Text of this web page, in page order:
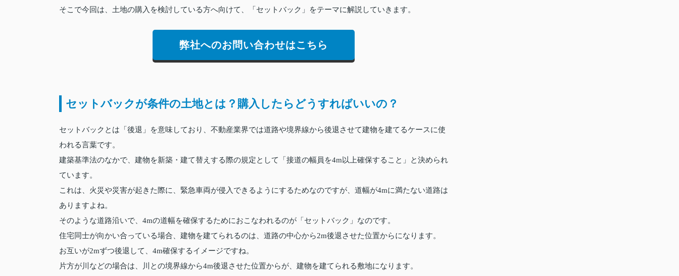
そこで今回は、土地の購入を検討している方へ向けて、「セットバック」をテーマに解説していきます。
弊社へのお問い合わせはこちら
セットバックが条件の土地とは？購入したらどうすればいいの？
セットバックとは「後退」を意味しており、不動産業界では道路や境界線から後退させて建物を建てるケースに使
われる言葉です。
建築基準法のなかで、建物を新築・建て替えする際の規定として「接道の幅員を4m以上確保すること」と決められ
ています。
これは、火災や災害が起きた際に、緊急車両が侵入できるようにするためなのですが、道幅が4mに満たない道路は
ありますよね。
そのような道路沿いで、4mの道幅を確保するためにおこなわれるのが「セットバック」なのです。
住宅同士が向かい合っている場合、建物を建てられるのは、道路の中心から2m後退させた位置からになります。
お互いが2mずつ後退して、4m確保するイメージですね。
片方が川などの場合は、川との境界線から4m後退させた位置からが、建物を建てられる敷地になります。